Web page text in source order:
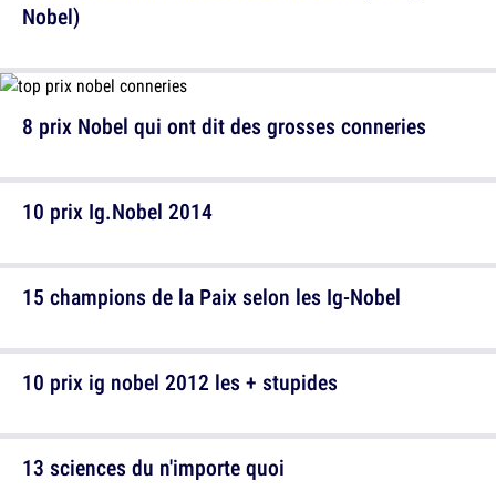
8 prix Nobel qui ont dit des grosses conneries
15 champions de la Paix selon les Ig-Nobel
13 sciences du n'importe quoi
Nobel)
10 prix Ig.Nobel 2014
10 prix ig nobel 2012 les + stupides